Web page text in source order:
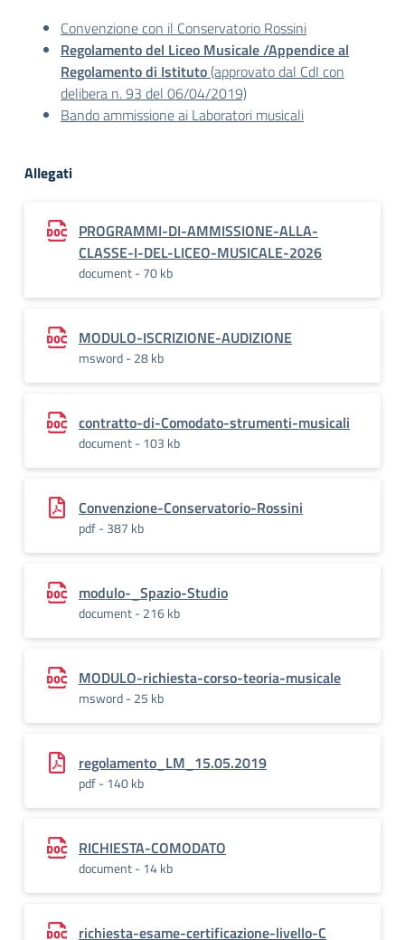
Convenzione con il Conservatorio Rossini
Regolamento del Liceo Musicale /Appendice al
Regolamento di Istituto (approvato dal CdI con
delibera n. 93 del 06/04/2019)
Bando ammissione ai Laboratori musicali
Allegati
PROGRAMMI-DI-AMMISSIONE-ALLA-
CLASSE-I-DEL-LICEO-MUSICALE-2026
document - 70 kb
MODULO-ISCRIZIONE-AUDIZIONE
msword - 28 kb
contratto-di-Comodato-strumenti-musicali
document - 103 kb
Convenzione-Conservatorio-Rossini
pdf - 387 kb
modulo-_Spazio-Studio
document - 216 kb
MODULO-richiesta-corso-teoria-musicale
msword - 25 kb
regolamento_LM_15.05.2019
pdf - 140 kb
RICHIESTA-COMODATO
document - 14 kb
richiesta-esame-certificazione-livello-C